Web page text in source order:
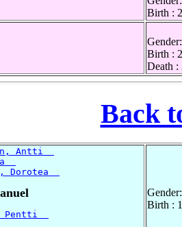
Birth :
Birth :
Death :
Back
Antti
Dorotea
Pentti
Birth :